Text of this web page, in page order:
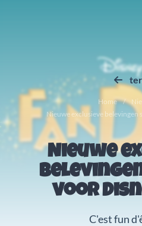
Home
Nieuwe exclusieve belevingen
Nieuwe
voor
C'est fun